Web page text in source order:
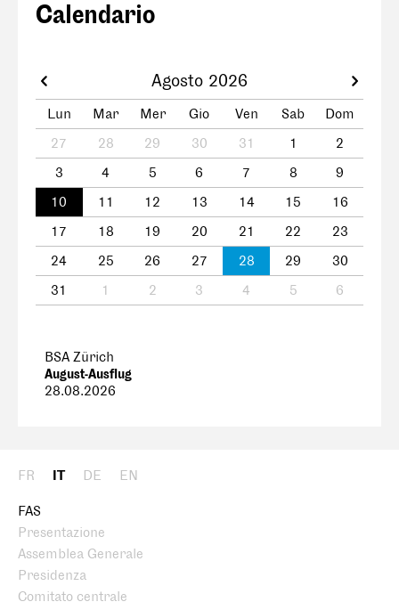
Calendario
Agosto 2026
Lun Mar Mer Gio Ven Sab
Dom
27
28 29 30 31 1
2
3
4 5 6 7 8
9
10
11 12 13 14 15
16
17
18 19 20 21 22
23
24
25 26 27 28 29
30
31
1 2 3 4 5 6
BSA Zürich
August-Ausflug
28.08.2026
FR IT DE EN
FAS
Presentazione
Assemblea Generale
Presidenza
Comitato centrale